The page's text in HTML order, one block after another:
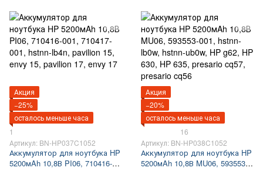
Акция
−25%
осталось меньше часа
1
Артикул: BN-HP037C1052
Аккумулятор для ноутбука HP
5200мAh 10,8В PI06, 710416-
Акция
−20%
осталось меньше часа
16
Артикул: BN-HP038C1052
Аккумулятор для ноутбука HP
5200мAh 10,8В MU06, 593553-